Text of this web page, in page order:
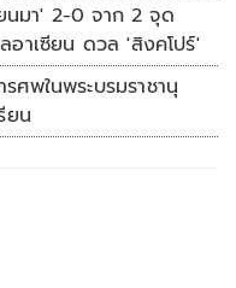
นมา' 2-0 จาก 2 จุด
อาเซียน ดวล 'สิงคโปร์'
ศพในพระบรมราชานุ
ยน